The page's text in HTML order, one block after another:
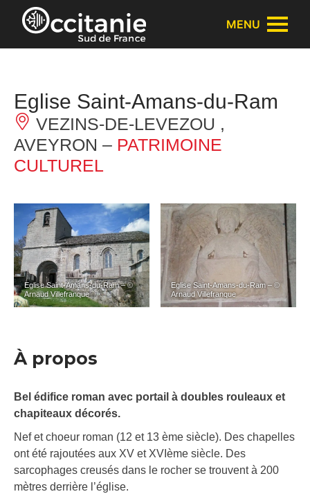
Panneau de gestion des cookies
MENU
Eglise Saint-Amans-du-Ram
VEZINS-DE-LEVEZOU ,
AVEYRON – PATRIMOINE
CULTUREL
Eglise Saint-Amans-du-Ram – ©
Arnaud Villefranque
Eglise Saint-Amans-du-Ram – ©
Arnaud Villefranque
À propos
Bel édifice roman avec portail à doubles rouleaux et
chapiteaux décorés.
Nef et choeur roman (12 et 13 ème siècle). Des chapelles
ont été rajoutées aux XV et XVIème siècle. Des
sarcophages creusés dans le rocher se trouvent à 200
mètres derrière l’église.